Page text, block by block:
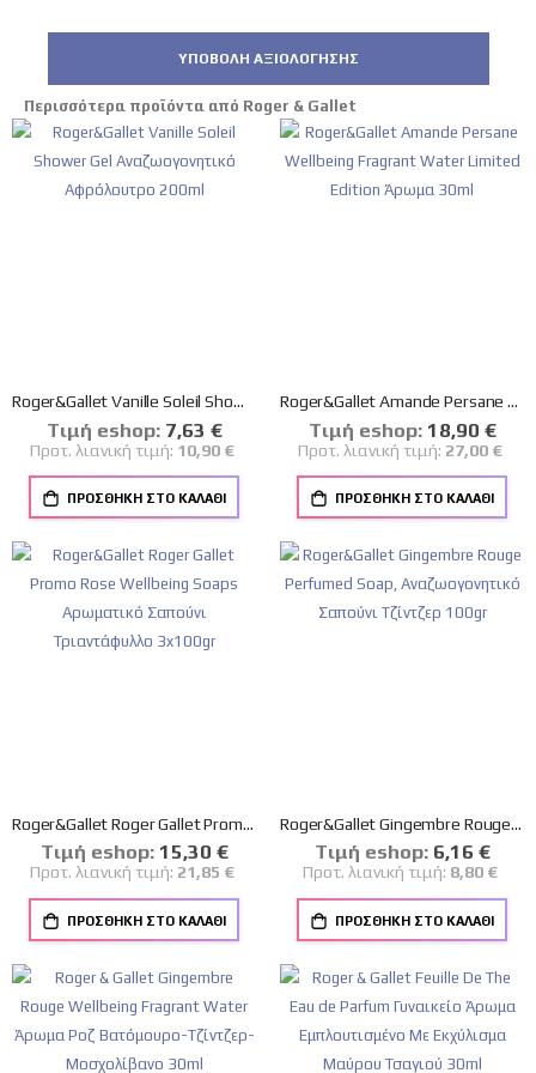
ΥΠΟΒΟΛΉ ΑΞΙΟΛΌΓΗΣΗΣ
Περισσότερα προϊόντα από Roger & Gallet
Roger&Gallet Vanille Soleil Shower Gel Αναζωογονητικό Αφρόλουτρο 200ml
Tιμή eshop: Ειδική
Τιμή
7,63 €
Προτ. λιανική τιμή: 10,90 €
ΠΡΟΣΘΉΚΗ ΣΤΟ ΚΑΛΆΘΙ
Roger&Gallet Amande Persane Wellbeing Fragrant Water Limited Edition Άρωμα 30ml
Tιμή eshop: Ειδική
Τιμή
18,90 €
Προτ. λιανική τιμή: 27,00 €
ΠΡΟΣΘΉΚΗ ΣΤΟ ΚΑΛΆΘΙ
Roger&Gallet Roger Gallet Promo Rose Wellbeing Soaps Αρωματικό Σαπούνι Τριαντάφυλλο 3x100gr
Tιμή eshop: Ειδική
Τιμή
15,30 €
Προτ. λιανική τιμή: 21,85 €
ΠΡΟΣΘΉΚΗ ΣΤΟ ΚΑΛΆΘΙ
Roger&Gallet Gingembre Rouge Perfumed Soap, Αναζωογονητικό Σαπούνι Τζίντζερ 100gr
Tιμή eshop: Ειδική
Τιμή
6,16 €
Προτ. λιανική τιμή: 8,80 €
ΠΡΟΣΘΉΚΗ ΣΤΟ ΚΑΛΆΘΙ